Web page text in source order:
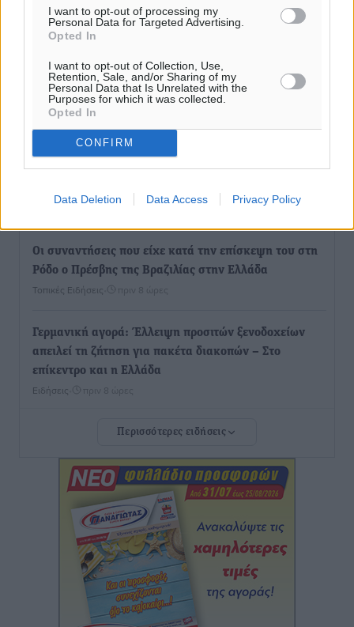
I want to opt-out of processing my
Personal Data for Targeted Advertising.
Opted In
I want to opt-out of Collection, Use,
Retention, Sale, and/or Sharing of my
Personal Data that Is Unrelated with the
Purposes for which it was collected.
Opted In
CONFIRM
Data Deletion Data Access Privacy Policy
εκδήλωση για τους αυτοδιοικητικούς της Κω
Πολιτιστικά• πριν 7 ώρες
Εγκρίθηκε η ηλεκτρική διασύνδεση Ρόδου και Κω
μέσω υποβρύχιων καλωδίων με την ηπειρωτική
Ελλάδα
Τοπικές Ειδήσεις• πριν 7 ώρες
Νέο ανακαινισμένο δημοτικό τουριστικό γραφείο
πριν 7 ώρες
Οι συναντήσεις που είχε κατά την επίσκεψη του στη
Ρόδο ο Πρέσβης της Βραζιλίας στην Ελλάδα
Τοπικές Ειδήσεις πριν 8 ώρες
Γερμανική αγορά: Έλλειψη προσιτών ξενοδοχείων
απειλεί τη ζήτηση για πακέτα διακοπών – Στο
επίκεντρο και η Ελλάδα
Ειδήσεις πριν 8 ώρες
Νέο ξενοδοχείο στη Ρόδο για την H Hotels –
στην Κω
Τοπικές Ειδήσεις• πριν 8 ώρες
Αυτοκίνητο μπήκε παράνομα σε μονόδρομο στο
Μαστιχάρι – Αναποδογύρισε όχημα με μητέρα και
5χρονο παιδί
Τοπικές Ειδήσεις • πριν 9 ώρες
Περισσότερες ειδήσεις